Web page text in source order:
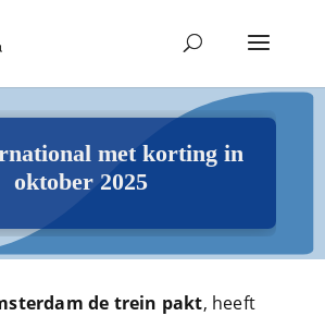
met korting in
oktober 2025
de trein pakt, heeft